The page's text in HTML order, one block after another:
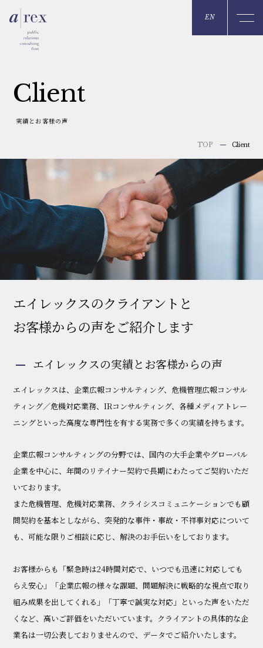
EN
Client
実績とお客様の声
TOP Client
エイレックスのクライアントと
お客様からの声をご紹介します
エイレックスの実績とお客様からの声
エイレックスは、企業広報コンサルティング、危機管理広報コンサル
ティング／危機対応業務、IRコンサルティング、各種メディアトレー
ニングといった高度な専門性を有する実務で多くの実績を持ちます。
企業広報コンサルティングの分野では、国内の大手企業やグローバル
企業を中心に、年間のリテイナー契約で長期にわたってご契約いただ
いております。
また危機管理、危機対応業務、クライシスコミュニケーションでも顧
問契約を基本としながら、突発的な事件・事故・不祥事対応について
も、可能な限りご相談に応じ、解決のお手伝いをしております。
お客様からも「緊急時は24時間対応で、いつでも迅速に対応しても
らえ安心」「企業広報の様々な課題、問題解決に戦略的な視点で取り
組み成果を出してくれる」「丁寧で誠実な対応」といった声をいただ
くなど、高いご評価をいただいています。クライアントの具体的な企
業名は一切公表しておりませんので、データでご紹介いたします。